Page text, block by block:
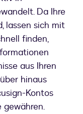
Da Ihre
lassen sich mit
finden,
aus Ihren
hinaus
Kontos